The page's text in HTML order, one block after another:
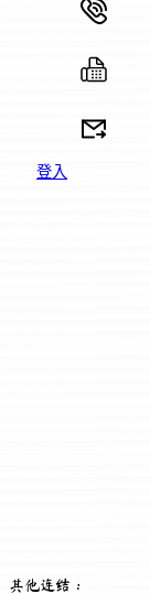
登入
其他连结：